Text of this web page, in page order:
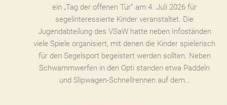
ein „Tag der offenen Tür” am 4. Juli 2026 für
segelinteressierte Kinder veranstaltet. Die
Jugendabteilung des VSaW hatte neben Infoständen
viele Spiele organisiert, mit denen die Kinder spielerisch
für den Segelsport begeistert werden sollten. Neben
Schwammwerfen in den Opti standen etwa Paddeln
und Slipwagen-Schnellrennen auf dem…